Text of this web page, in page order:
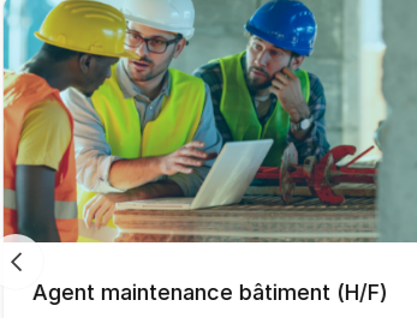
Aide Couvreur (H/F)